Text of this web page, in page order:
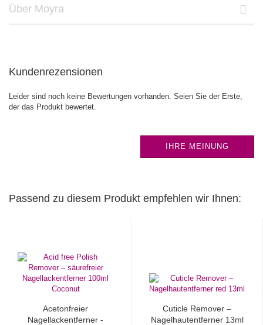
Über Moyra
Kundenrezensionen
Leider sind noch keine Bewertungen vorhanden. Seien Sie der Erste,
der das Produkt bewertet.
IHRE MEINUNG
Passend zu diesem Produkt empfehlen wir Ihnen:
Acetonfreier
Nagellackentferner -
Cuticle Remover –
Nagelhautentferner 13ml